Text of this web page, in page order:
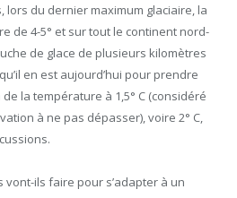
lors du dernier maximum glaciaire, la
de 4-5° et sur tout le continent nord-
de glace de plusieurs kilomètres
en est aujourd’hui pour prendre
la température à 1,5° C (considéré
à ne pas dépasser), voire 2° C,
vont-ils faire pour s’adapter à un